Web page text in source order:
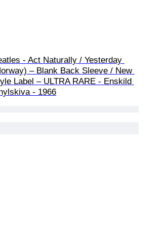
- Act Naturally / Yesterday
– Blank Back Sleeve / New
Label – ULTRA RARE - Enskild
- 1966